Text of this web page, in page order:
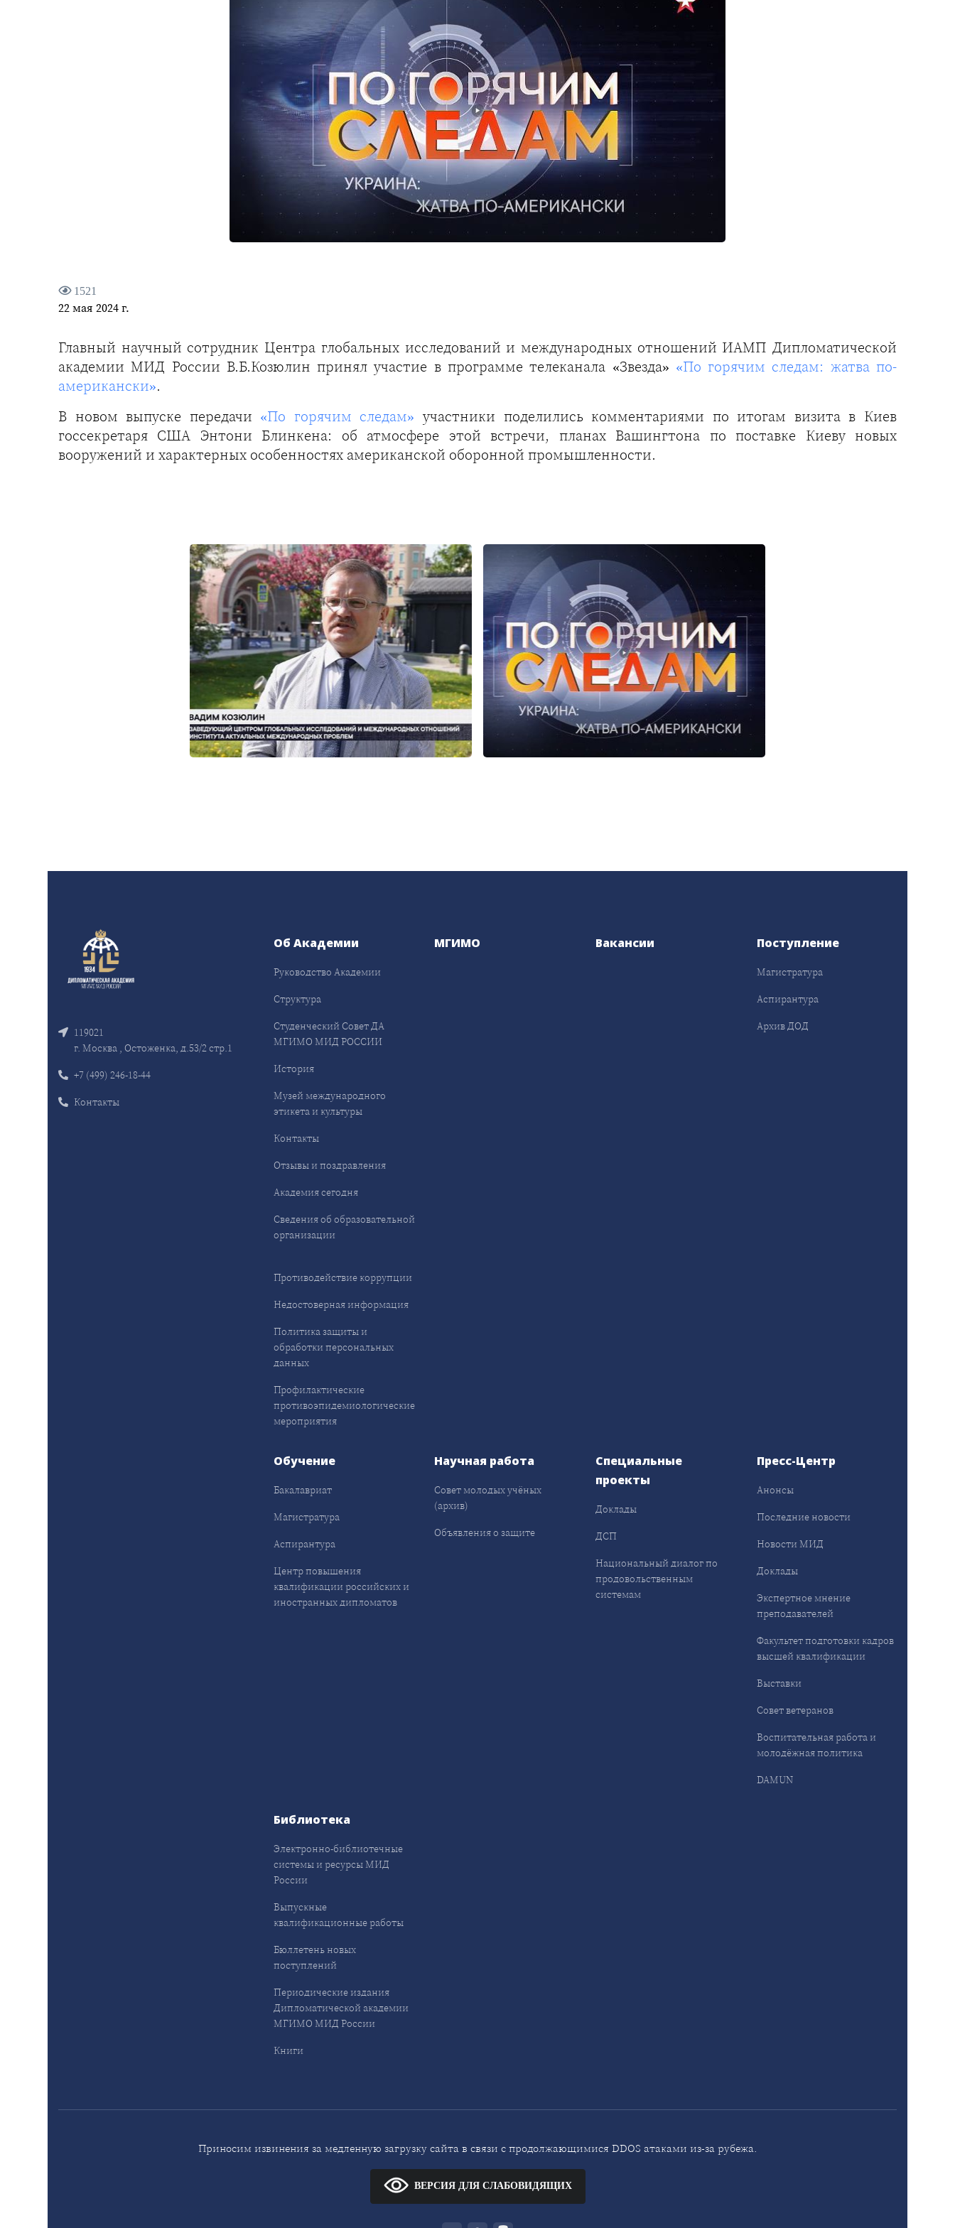
1521
22 мая 2024 г.
Главный научный сотрудник Центра глобальных исследований и международных отношений ИАМП Дипломатической
академии МИД России В.Б.Козюлин принял участие в программе телеканала «Звезда» «По горячим следам: жатва по-
американски».
В новом выпуске передачи «По горячим следам» участники поделились комментариями по итогам визита в Киев
госсекретаря США Энтони Блинкена: об атмосфере этой встречи, планах Вашингтона по поставке Киеву новых
вооружений и характерных особенностях американской оборонной промышленности.
119021
г. Москва , Остоженка, д.53/2 стр.1
+7 (499) 246-18-44
Контакты
Об Академии
Руководство Академии
Структура
Студенческий Совет ДА
МГИМО МИД РОССИИ
История
Музей международного
этикета и культуры
Контакты
Отзывы и поздравления
Академия сегодня
Сведения об образовательной
организации
Противодействие коррупции
Недостоверная информация
Политика защиты и
обработки персональных
данных
Профилактические
противоэпидемиологические
мероприятия
МГИМО Вакансии Поступление
Магистратура
Аспирантура
Архив ДОД
Обучение
Бакалавриат
Магистратура
Аспирантура
Центр повышения
квалификации российских и
иностранных дипломатов
Научная работа
Совет молодых учёных
(архив)
Объявления о защите
Специальные
проекты
Доклады
ДСП
Национальный диалог по
продовольственным
системам
Пресс-Центр
Анонсы
Последние новости
Новости МИД
Доклады
Экспертное мнение
преподавателей
Факультет подготовки кадров
высшей квалификации
Выставки
Совет ветеранов
Воспитательная работа и
молодёжная политика
DAMUN
Библиотека
Электронно-библиотечные
системы и ресурсы МИД
России
Выпускные
квалификационные работы
Бюллетень новых
поступлений
Периодические издания
Дипломатической академии
МГИМО МИД России
Книги
Приносим извинения за медленную загрузку сайта в связи с продолжающимися DDOS атаками из-за рубежа.
ВЕРСИЯ ДЛЯ СЛАБОВИДЯЩИХ